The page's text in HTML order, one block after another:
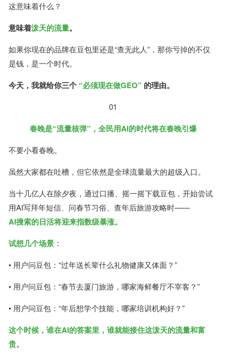
这意味着什么？
意味着泼天的流量。
如果你现在的品牌在豆包里还是“查无此人”，那你亏掉的不仅
是钱，是一个时代。
今天，我就给你三个 “必须现在做GEO” 的理由。
01
春晚是“流量核弹”，全民用AI的时代将在春晚引爆
不要小看春晚。
虽然大家都在吐槽，但它依然是全球流量最大的超级入口。
当十几亿人在除夕夜，通过口播、摇一摇下载豆包，开始尝试
用AI写拜年短信、问春节习俗、查年后旅游攻略时——
AI搜索的日活将迎来指数级暴涨。
试想几个场景：
• 用户问豆包：“过年送长辈什么礼物健康又体面？”
• 用户问豆包：“春节去厦门旅游，哪家海鲜餐厅不宰客？”
• 用户问豆包：“年后想学个技能，哪家培训机构好？”
这个时候，谁在AI的答案里，谁就能接住这泼天的流量和富
贵。